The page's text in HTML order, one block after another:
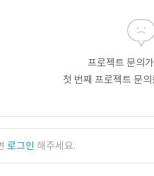
프로젝트 문의
첫 번째 프로젝트 문
로그인 해주세요.